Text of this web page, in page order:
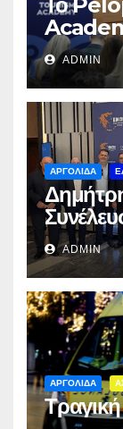
ADMIN
ΑΡΓΟΛΙΔΑ
ADMIN
ΑΡΓΟΛΙΔΑ